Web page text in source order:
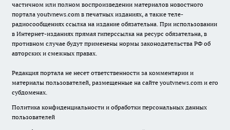
частичном или полном воспроизведении материалов новостного
портала youtvnews.com в печатных изданиях, а также теле-
радиосообщениях ссылка на издание обязательна. При использовании
в Интернет-изданиях прямая гиперссылка на ресурс обязательна, в
противном случае будут применены нормы законодательства РФ об
авторских и смежных правах.
Редакция портала не несет ответственности за комментарии и
материалы пользователей, размещенные на сайте youtvnews.com и его
субдоменах.
Политика конфиденциальности и обработки персональных данных
пользователей